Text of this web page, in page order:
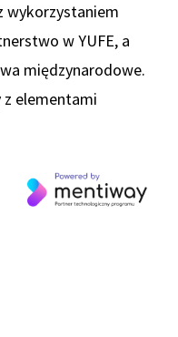
wykorzystaniem
w YUFE, a
międzynarodowe.
elementami